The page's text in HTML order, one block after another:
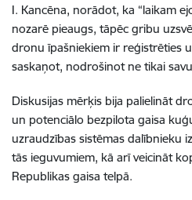
I. Kancēna, norādot, ka “laikam
nozarē pieaugs, tāpēc gribu
dronu īpašniekiem ir reģistrēties
saskaņot, nodrošinot ne tikai
Diskusijas mērķis bija palielināt
un potenciālo bezpilota gaisa
uzraudzības sistēmas dalībnieku
tās ieguvumiem, kā arī veicināt
Republikas gaisa telpā.